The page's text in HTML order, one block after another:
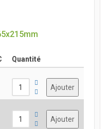
Quantité